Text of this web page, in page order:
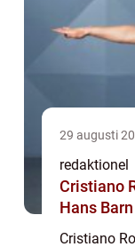
29 augusti
redaktionel
Cristiano
Hans Barn
Cristiano